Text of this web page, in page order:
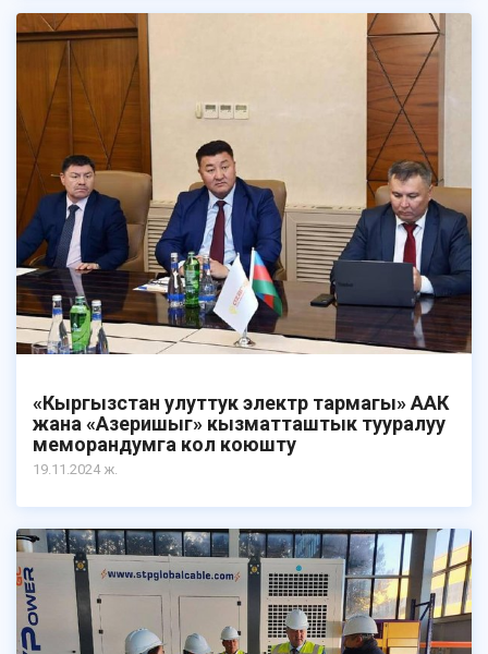
«Кыргызстан улуттук электр тармагы» ААК
жана «Азеришыг» кызматташтык тууралуу
меморандумга кол коюшту
19.11.2024 ж.